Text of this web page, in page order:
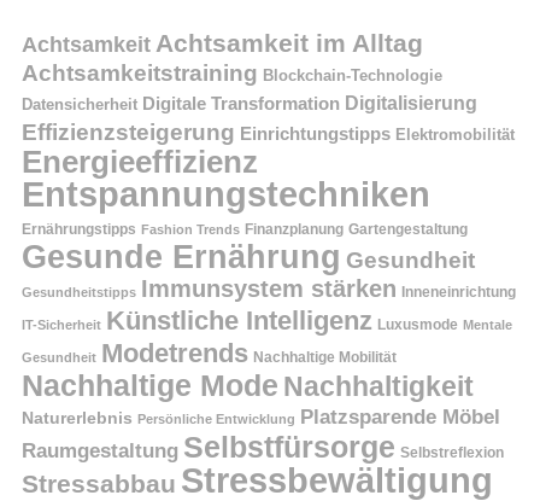
Achtsamkeit Achtsamkeit im Alltag
Achtsamkeitstraining Blockchain-Technologie
Datensicherheit Digitale Transformation Digitalisierung
Effizienzsteigerung Einrichtungstipps Elektromobilität
Energieeffizienz
Entspannungstechniken
Ernährungstipps Fashion Trends Finanzplanung Gartengestaltung
Gesunde Ernährung Gesundheit
Gesundheitstipps Immunsystem stärken Inneneinrichtung
IT-Sicherheit Künstliche Intelligenz Luxusmode Mentale
Gesundheit Modetrends Nachhaltige Mobilität
Nachhaltige Mode Nachhaltigkeit
Naturerlebnis Persönliche Entwicklung Platzsparende Möbel
Raumgestaltung Selbstfürsorge Selbstreflexion
Stressabbau Stressbewältigung